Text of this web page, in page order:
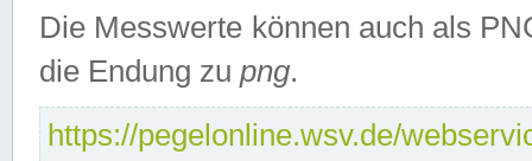
Die Messwerte können auch als
die Endung zu png.
https://pegelonline.wsv.de/